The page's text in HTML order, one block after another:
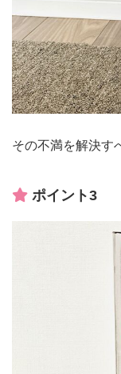
その不満を解決す
ポイント3